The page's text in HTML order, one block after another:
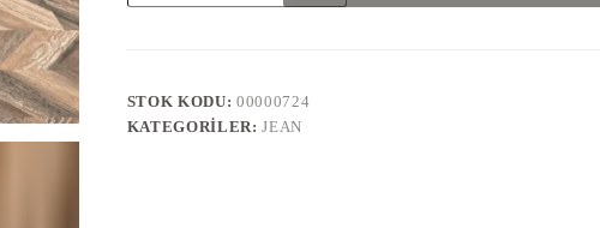
JEAN
STOK KODU: 00000724
KATEGORILER:JEAN